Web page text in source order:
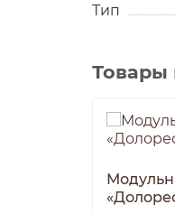
Тип
Товары